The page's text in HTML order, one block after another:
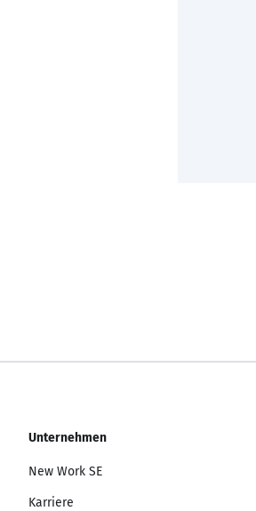
Unternehmen
New Work SE
Karriere